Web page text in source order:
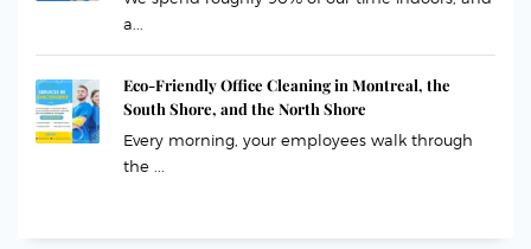
a...
Eco-Friendly Office Cleaning in Montreal, the
South Shore, and the North Shore
Every morning, your employees walk through
the ...